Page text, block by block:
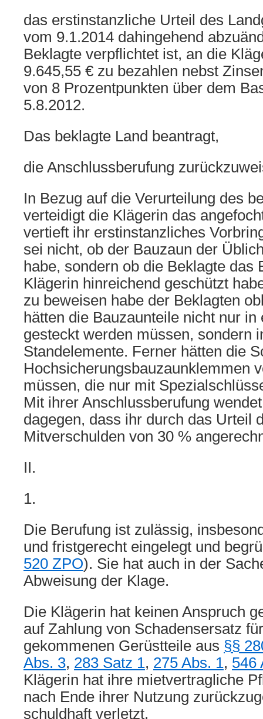
das erstinstanzliche Urteil des
vom 9.1.2014 dahingehend
Beklagte verpflichtet ist, an die
9.645,55 € zu bezahlen nebst
von 8 Prozentpunkten über dem
5.8.2012.
Das beklagte Land beantragt,
die Anschlussberufung
In Bezug auf die Verurteilung des
verteidigt die Klägerin das
vertieft ihr erstinstanzliches
sei nicht, ob der Bauzaun der
habe, sondern ob die Beklagte das
Klägerin hinreichend geschützt
zu beweisen habe der Beklagten
hätten die Bauzaunteile nicht nur
gesteckt werden müssen, sondern
Standelemente. Ferner hätten die
Hochsicherungsbauzaunklemmen
müssen, die nur mit
Mit ihrer Anschlussberufung
dagegen, dass ihr durch das Urteil
Mitverschulden von 30 %
II.
1.
Die Berufung ist zulässig,
und fristgerecht eingelegt und
520 ZPO). Sie hat auch in der
Abweisung der Klage.
Die Klägerin hat keinen Anspruch
auf Zahlung von Schadensersatz
gekommenen Gerüstteile aus §§
Abs. 3, 283 Satz 1, 275 Abs. 1, 546
Klägerin hat ihre mietvertragliche
nach Ende ihrer Nutzung
schuldhaft verletzt.